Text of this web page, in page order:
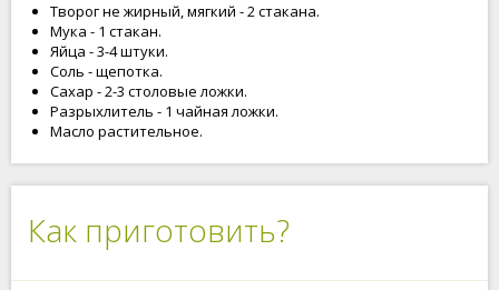
Творог не жирный, мягкий - 2 стакана.
Мука - 1 стакан.
Яйца - 3-4 штуки.
Соль - щепотка.
Сахар - 2-3 столовые ложки.
Разрыхлитель - 1 чайная ложки.
Масло растительное.
Как приготовить?